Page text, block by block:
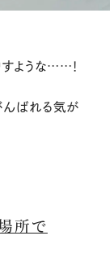
すような……！
んばれる気が
所で